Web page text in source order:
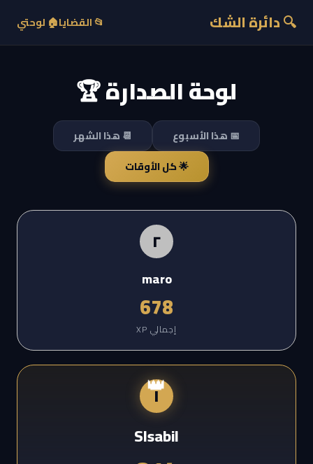
🔍 دائرة الشك 📂 القضايا🏠 لوحتي
لوحة الصدارة 🏆
📅 هذا الأسبوع
📆 هذا الشهر
🌟 كل الأوقات
٢
maro
678
إجمالي XP
👑
١
Slsabil